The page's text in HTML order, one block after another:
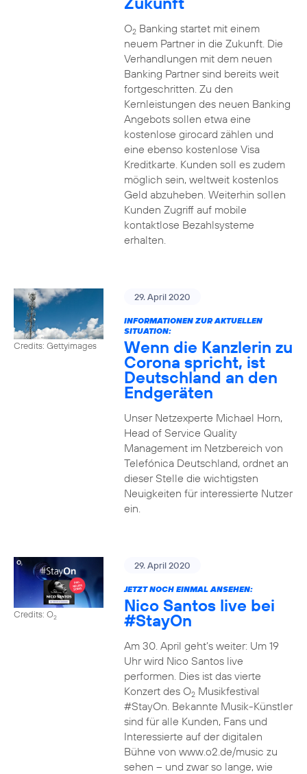
O2Banking startet mit einem
neuem Partner in die Zukunft. Die
Verhandlungen mit dem neuen
Banking Partner sind bereits weit
fortgeschritten. Zu den
Kernleistungen des neuen Banking
Angebots sollen etwa eine
kostenlose girocard zählen und
eine ebenso kostenlose Visa
Kreditkarte. Kunden soll es zudem
möglich sein, weltweit kostenlos
Geld abzuheben. Weiterhin sollen
Kunden Zugriff auf mobile
kontaktlose Bezahlsysteme
erhalten.
Credits: Gettyimages
29. April 2020
INFORMATIONEN ZUR AKTUELLEN
SITUATION:
Wenn die Kanzlerin zu
Corona spricht, ist
Deutschland an den
Endgeräten
Unser Netzexperte Michael Horn,
Head of Service Quality
Management im Netzbereich von
Telefónica Deutschland, ordnet an
dieser Stelle die wichtigsten
Neuigkeiten für interessierte Nutzer
ein.
Credits: O2
29. April 2020
JETZT NOCH EINMAL ANSEHEN:
Nico Santos live bei
#StayOn
Am 30. April geht’s weiter: Um 19
Uhr wird Nico Santos live
performen. Dies ist das vierte
Konzert des O2Musikfestival
#StayOn. Bekannte Musik-Künstler
sind für alle Kunden, Fans und
Interessierte auf der digitalen
Bühne von www.o2.de/music zu
sehen – und zwar so lange, wie